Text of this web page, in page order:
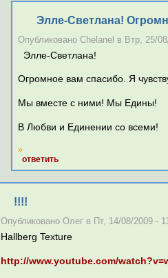
Элле-Светлана!
Опубликовано Chelanel в Втр, 25/
Элле-Светлана!
Огромное вам спасибо. Я
Мы вместе с ними! Мы Едины!
В Любви и Единении со всеми!
»
ответить
!!!!
Опубликовано Олег в Пт, 14/08/2009 -
Hallberg Texture
http://www.youtube.com/